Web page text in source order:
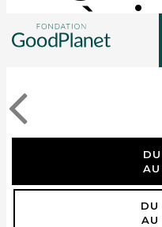
après
DU
AU